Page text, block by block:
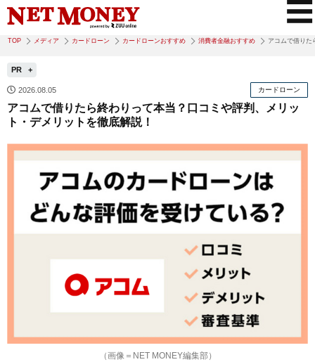
TOP メディア カードローン カードローンおすすめ 消費者金融おすすめ アコムで借りた
PR
2026.08.05 カードローン
アコムで借りたら終わりって本当？口コミや評判、メリッ
ト・デメリットを徹底解説！
（画像＝NET MONEY編集部）